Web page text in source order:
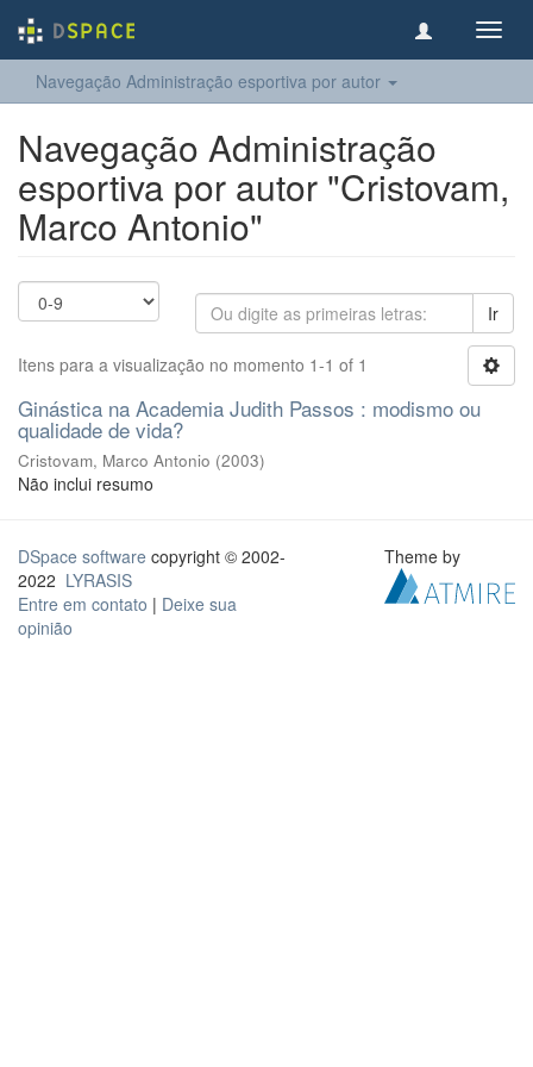
Navegação Administração esportiva por autor
Navegação Administração
esportiva por autor "Cristovam,
Marco Antonio"
Ir
Itens para a visualização no momento 1-1 of 1
Ginástica na Academia Judith Passos : modismo ou
qualidade de vida?
Cristovam, Marco Antonio (2003)
Não inclui resumo
DSpace software copyright © 2002-
2022 LYRASIS
Entre em contato | Deixe sua
opinião
Theme by